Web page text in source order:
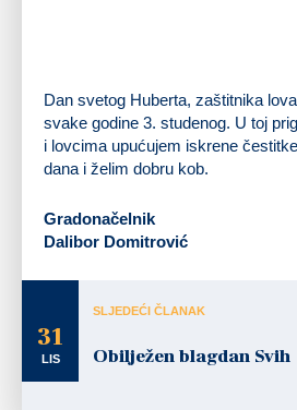
Dan svetog Huberta, zaštitnika
svake godine 3. studenog. U toj
i lovcima upućujem iskrene
dana i želim dobru kob.
Gradonačelnik
Dalibor Domitrović
31
LIS
SLJEDEĆI ČLANAK
Obilježen blagdan Svih